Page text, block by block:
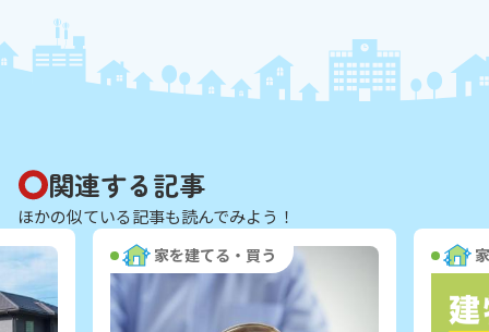
関連する記事
ほかの似ている記事も読んでみよう！
家を建てる・買う